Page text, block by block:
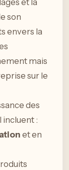
et la
son
envers la
mais
sur le
des
incluent :
et en